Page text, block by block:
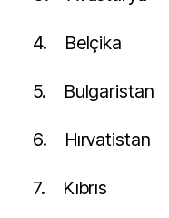
4. Belçika
5. Bulgaristan
6. Hırvatistan
7. Kıbrıs